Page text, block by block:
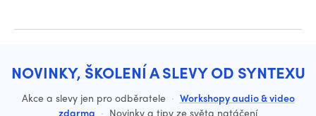
NOVINKY, ŠKOLENÍ A SLEVY OD SYNTEXU
Akce a slevy jen pro odběratele · Workshopy audio & video
zdarma · Novinky a tipy ze světa natáčení